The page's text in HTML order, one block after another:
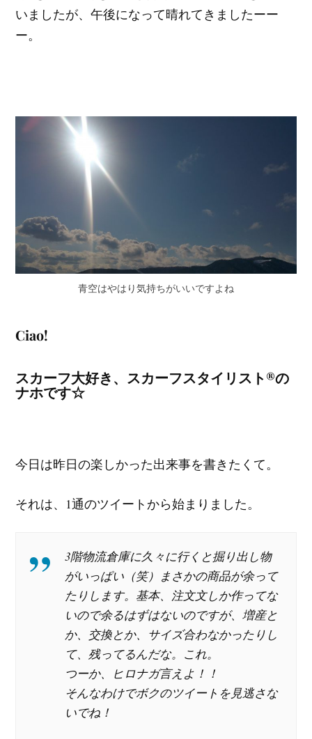
いましたが、午後になって晴れてきましたーー
ー。
青空はやはり気持ちがいいですよね
Ciao!
スカーフ大好き、スカーフスタイリスト®の
ナホです☆
今日は昨日の楽しかった出来事を書きたくて。
それは、1通のツイートから始まりました。
3階物流倉庫に久々に行くと掘り出し物
がいっぱい（笑）まさかの商品が余って
たりします。基本、注文文しか作ってな
いので余るはずはないのですが、増産と
か、交換とか、サイズ合わなかったりし
て、残ってるんだな。これ。
つーか、ヒロナガ言えよ！！
そんなわけでボクのツイートを見逃さな
いでね！